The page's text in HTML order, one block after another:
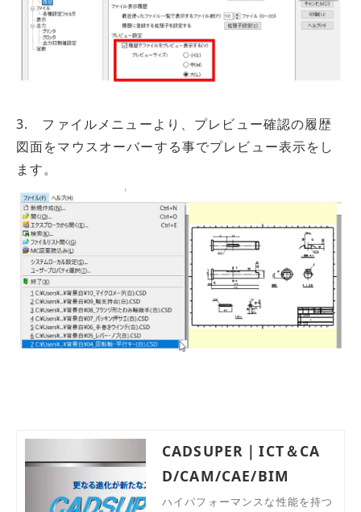
3. ファイルメニューより、プレビュー確認の履歴
図面をマウスオーバーする事でプレビュー表示をし
ます。
CADSUPER｜ICT＆CA
D/CAM/CAE/BIM
ハイパフォーマンスな性能を持つ